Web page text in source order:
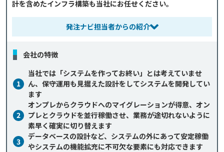
計を含めたインフラ構築も当社にお任せください。
発注ナビ担当者からの紹介
会社の特徴
1
当社では「システムを作ってお終い」とは考えていませ
ん、保守運用も見据えた設計をしてシステムを開発してい
ます
2
オンプレからクラウドへのマイグレーションが得意、オン
プレとクラウドを並行稼働させ、業務が途切れないように
素早く確実に切り替えます
3
データベースの設計など、システムの外にあって安定稼働
やシステムの機能拡充に不可欠な要素にも対応できます